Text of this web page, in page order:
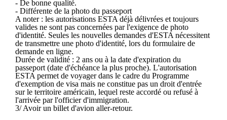
- De bonne qualité.
- Différente de la photo du passeport
A noter : les autorisations ESTA déjà délivrées et toujours
valides ne sont pas concernées par l'exigence de photo
d'identité. Seules les nouvelles demandes d'ESTA nécessitent
de transmettre une photo d'identité, lors du formulaire de
demande en ligne.
Durée de validité : 2 ans ou à la date d'expiration du
passeport (date d'échéance la plus proche). L'autorisation
ESTA permet de voyager dans le cadre du Programme
d'exemption de visa mais ne constitue pas un droit d'entrée
sur le territoire américain, lequel reste accordé ou refusé à
l'arrivée par l'officier d'immigration.
3/ Avoir un billet d'avion aller-retour.